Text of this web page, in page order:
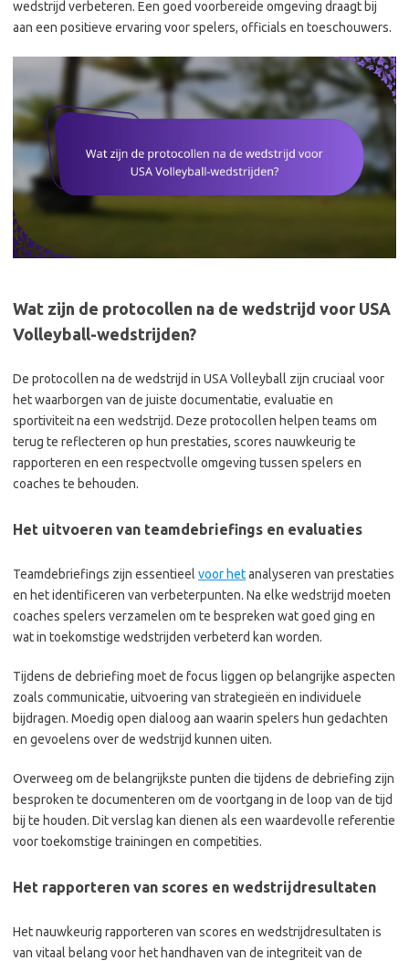
wedstrijd verbeteren. Een goed voorbereide omgeving draagt bij
aan een positieve ervaring voor spelers, officials en toeschouwers.
Wat zijn de protocollen na de wedstrijd voor USA
Volleyball-wedstrijden?
De protocollen na de wedstrijd in USA Volleyball zijn cruciaal voor
het waarborgen van de juiste documentatie, evaluatie en
sportiviteit na een wedstrijd. Deze protocollen helpen teams om
terug te reflecteren op hun prestaties, scores nauwkeurig te
rapporteren en een respectvolle omgeving tussen spelers en
coaches te behouden.
Het uitvoeren van teamdebriefings en evaluaties
Teamdebriefings zijn essentieel voor hetanalyseren van prestaties
en het identificeren van verbeterpunten. Na elke wedstrijd moeten
coaches spelers verzamelen om te bespreken wat goed ging en
wat in toekomstige wedstrijden verbeterd kan worden.
Tijdens de debriefing moet de focus liggen op belangrijke aspecten
zoals communicatie, uitvoering van strategieën en individuele
bijdragen. Moedig open dialoog aan waarin spelers hun gedachten
en gevoelens over de wedstrijd kunnen uiten.
Overweeg om de belangrijkste punten die tijdens de debriefing zijn
besproken te documenteren om de voortgang in de loop van de tijd
bij te houden. Dit verslag kan dienen als een waardevolle referentie
voor toekomstige trainingen en competities.
Het rapporteren van scores en wedstrijdresultaten
Het nauwkeurig rapporteren van scores en wedstrijdresultaten is
van vitaal belang voor het handhaven van de integriteit van de